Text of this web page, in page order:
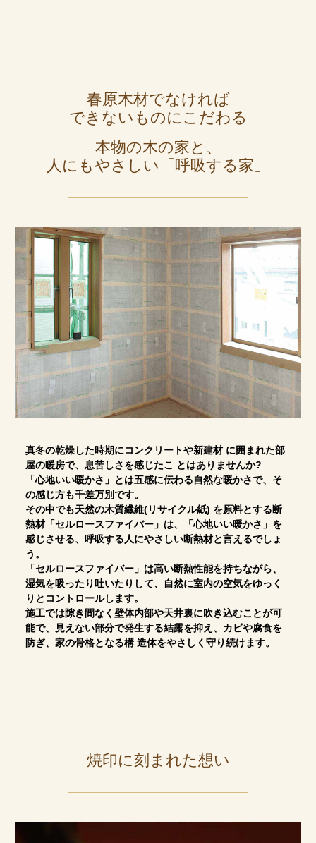
春原木材でなければ
できないものにこだわる
本物の木の家と、
人にもやさしい「呼吸する家」
真冬の乾燥した時期にコンクリートや新建材 に囲まれた部
屋の暖房で、息苦しさを感じたこ とはありませんか?
「心地いい暖かさ」とは五感に伝わる自然な暖かさで、そ
の感じ方も千差万別です。
その中でも天然の木質繊維(リサイクル紙) を原料とする断
熱材「セルロースファイバー」は、「心地いい暖かさ」を
感じさせる、呼吸する人にやさしい断熱材と言えるでしょ
う。
「セルロースファイバー」は高い断熱性能を持ちながら、
湿気を吸ったり吐いたりして、自然に室内の空気をゆっく
りとコントロールします。
施工では隙き間なく壁体内部や天井裏に吹き込むことが可
能で、見えない部分で発生する結露を抑え、カビや腐食を
防ぎ、家の骨格となる構 造体をやさしく守り続けます。
焼印に刻まれた想い